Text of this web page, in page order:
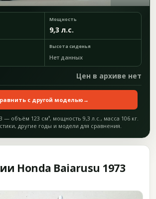
Мощность
9,3 л.с.
Высота сиденья
Нет данных
Цен в архиве нет
с другой моделью →
— объём 123 см³, мощность 9,3 л.с., масса 106 кг.
другие годы и модели для сравнения.
Honda Baiarusu 1973